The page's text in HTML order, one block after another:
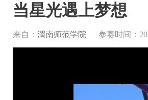
当星光遇上梦想
来自： 渭南师范学院 参赛时间：